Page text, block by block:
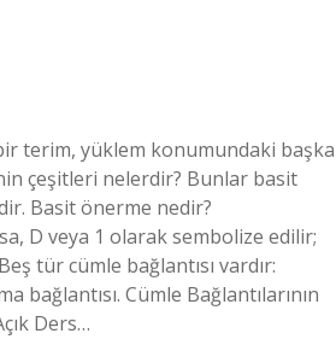
terim, yüklem konumundaki başka
çeşitleri nelerdir? Bunlar basit
Basit önerme nedir?
D veya 1 olarak sembolize edilir;
tür cümle bağlantısı vardır:
bağlantısı. Cümle Bağlantılarının
Ders…